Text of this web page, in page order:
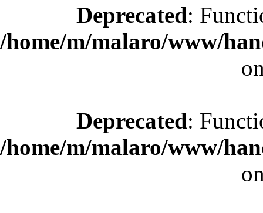
Deprecated:
/home/m/malaro/www/
Deprecated:
/home/m/malaro/www/